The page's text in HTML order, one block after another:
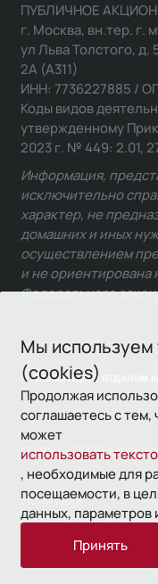
Мы используем
(cookies)
Продолжая
соглашаетесь с
может
использовать
, необходимые для
посещаемости, в
данных, параметров
Принять
Связаться с отделом
ПУБЛИЧНОЕ
г. Москва, вн.тер. г.
ул Льва Толстого, д.
2А (А311)
ИНН: 7736227885 /
Коды видов
утвержденному
2023 г. № 449: 2.01,
Информация,
исключительно
характер, не
домашних и иных
осуществлением
и не ориентирована
Федерального
© 1993—2026 Softline
Политика